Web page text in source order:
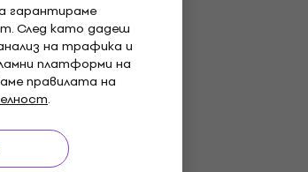
гарантираме
След като дадеш
на трафика и
платформи на
правилата на
.